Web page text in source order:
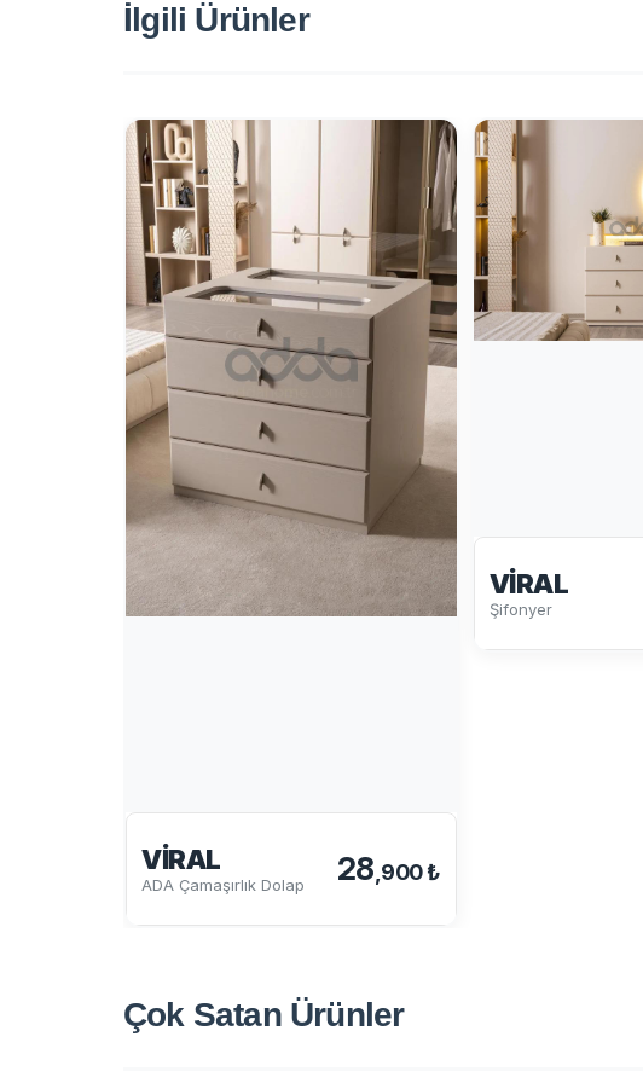
İlgili Ürünler
VIRAL
ADA Çamaşırlık Dolap 28 ,900 ₺
VIRAL
Şifonyer
Çok SatanÜrünler